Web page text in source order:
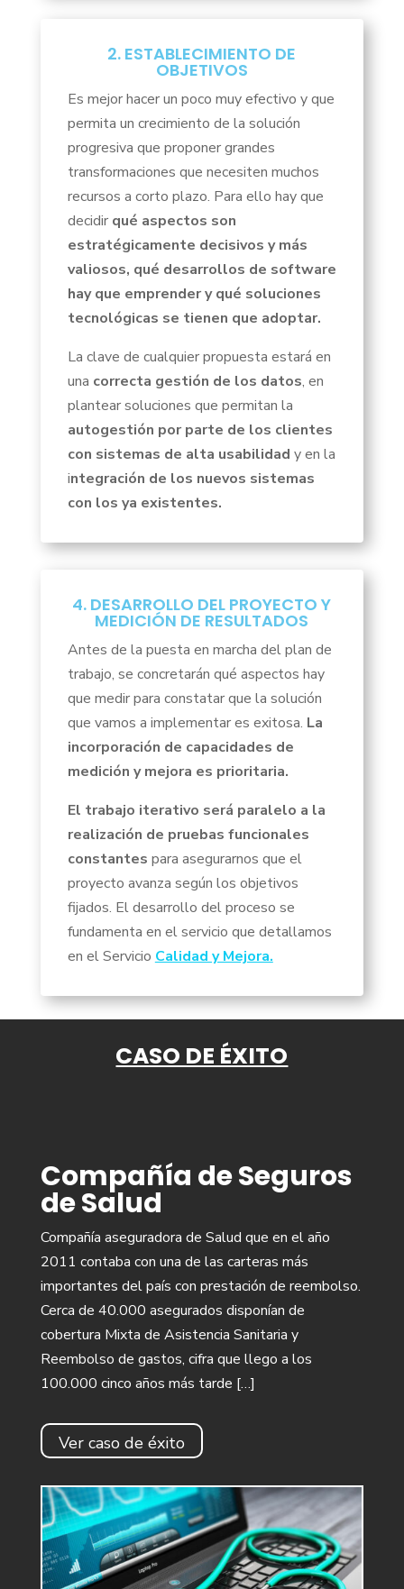
2. ESTABLECIMIENTO DE
OBJETIVOS
Es mejor hacer un poco muy efectivo y que
permita un crecimiento de la solución
progresiva que proponer grandes
transformaciones que necesiten muchos
recursos a corto plazo. Para ello hay que
decidir qué aspectos son
estratégicamente decisivos y más
valiosos, qué desarrollos de software
hay que emprender y qué soluciones
tecnológicas se tienen que adoptar.
La clave de cualquier propuesta estará en
una correcta gestión de los datos, en
plantear soluciones que permitan la
autogestión por parte de los clientes
con sistemas de alta usabilidad y en la
integración de los nuevos sistemas
con los ya existentes.
4. DESARROLLO DEL PROYECTO Y
MEDICIÓN DE RESULTADOS
Antes de la puesta en marcha del plan de
trabajo, se concretarán qué aspectos hay
que medir para constatar que la solución
que vamos a implementar es exitosa. La
incorporación de capacidades de
medición y mejora es prioritaria.
El trabajo iterativo será paralelo a la
realización de pruebas funcionales
constantes para asegurarnos que el
proyecto avanza según los objetivos
fijados. El desarrollo del proceso se
fundamenta en el servicio que detallamos
en el Servicio Calidad y Mejora.
CASO DE ÉXITO
Compañía de Seguros
de Salud
Compañía aseguradora de Salud que en el año
2011 contaba con una de las carteras más
importantes del país con prestación de reembolso.
Cerca de 40.000 asegurados disponían de
cobertura Mixta de Asistencia Sanitaria y
Reembolso de gastos, cifra que llego a los
100.000 cinco años más tarde […]
Ver caso de éxito